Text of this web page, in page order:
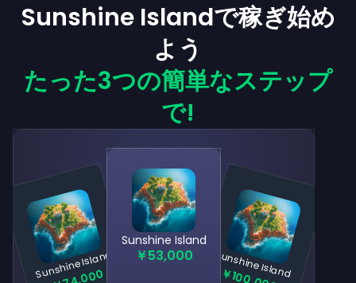
Sunshine Islandで稼ぎ始め
よう
たった3つの簡単なステップ
で!
Sunshine Island
Sunshine Island
￥53,000 Sunshine Island